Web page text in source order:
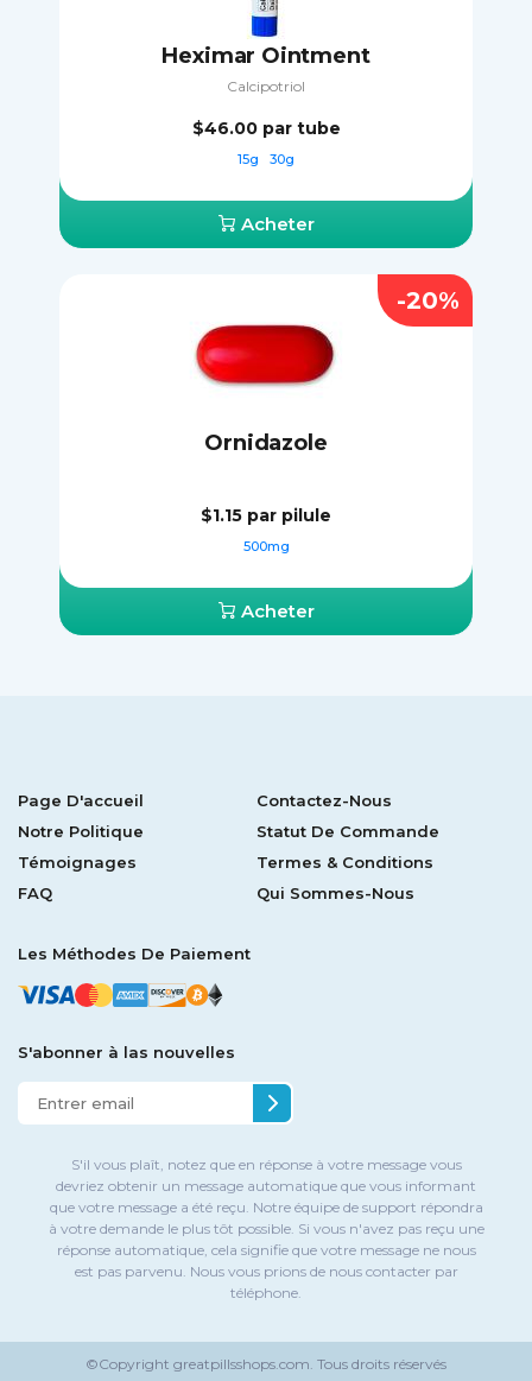
Heximar Ointment
Calcipotriol
$46.00 par tube
15g 30g
Acheter
Ornidazole
$1.15 par pilule
500mg
Acheter
-20%
Page D'accueil
Contactez-Nous
Notre Politique
Statut De Commande
Témoignages
Termes & Conditions
FAQ
Qui Sommes-Nous
Les Méthodes De Paiement
S'abonner à las nouvelles
S'il vous plaît, notez que en réponse à votre message vous
devriez obtenir un message automatique que vous informant
que votre message a été reçu. Notre équipe de support répondra
à votre demande le plus tôt possible. Si vous n'avez pas reçu une
réponse automatique, cela signifie que votre message ne nous
est pas parvenu. Nous vous prions de nous contacter par
téléphone.
©Copyright greatpillsshops.com. Tous droits réservés